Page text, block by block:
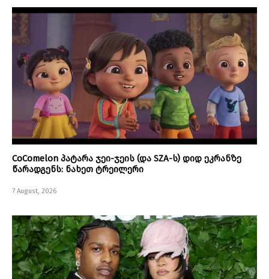
CoComelon პატარა ჯეი-ჯეის (და SZA-ს) დიდ ეკრანზე
წარადგენს: ნახეთ ტრეილერი
7 August, 2026